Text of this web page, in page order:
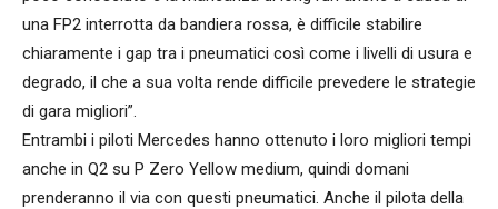
una FP2 interrotta da bandiera rossa, è difficile stabilire
chiaramente i gap tra i pneumatici così come i livelli di usura e
degrado, il che a sua volta rende difficile prevedere le strategie
di gara migliori”.
Entrambi i piloti Mercedes hanno ottenuto i loro migliori tempi
anche in Q2 su P Zero Yellow medium, quindi domani
prenderanno il via con questi pneumatici. Anche il pilota della